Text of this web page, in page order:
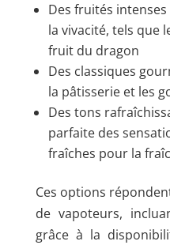
Des fruités
la vivacité, tels que
fruit du dragon
Des classiques
la pâtisserie et les
Des tons
parfaite des
fraîches pour la
Ces options
de vapoteurs,
grâce à la